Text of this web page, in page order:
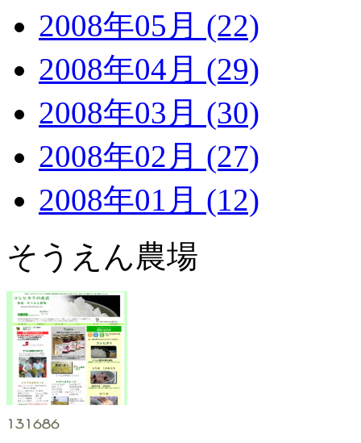
2008年05月 (22)
2008年04月 (29)
2008年03月 (30)
2008年02月 (27)
2008年01月 (12)
そうえん農場